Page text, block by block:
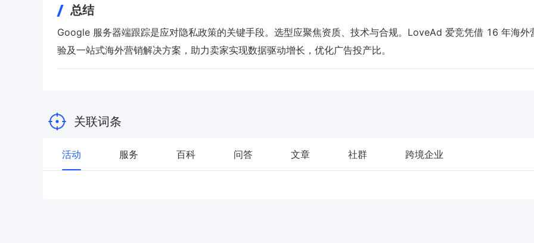
总结
Google 服务器端跟踪是应对隐私政策的关键手段。选型应聚焦资质、技术与合规。LoveAd 爱竞凭借 16 年海外
验及一站式海外营销解决方案，助力卖家实现数据驱动增长，优化广告投产比。
关联词条
活动 服务 百科 问答 文章 社群 跨境企业